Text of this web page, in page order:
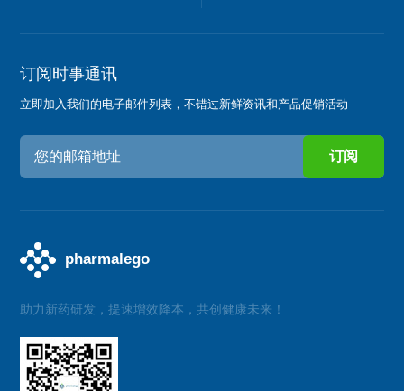
订阅时事通讯
立即加入我们的电子邮件列表，不错过新鲜资讯和产品促销活动
助力新药研发，提速增效降本，共创健康未来！